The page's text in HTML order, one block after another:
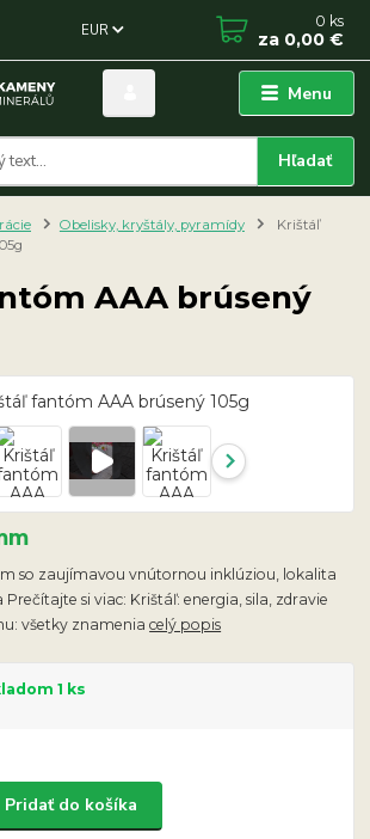
Menu
EUR
Hľadať
0 ks
za 0,00 €
Obelisky, kryštály, pyramídy
Krištáľ
AAA brúsený
so zaujímavou vnútornou inklúziou, lokalita
Prečítajte si viac: Krištáľ: energia, sila, zdravie
všetky znameniacelý popis
1 ks
Pridať do košíka